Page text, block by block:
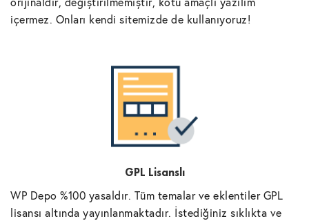
içermez. Onları kendi sitemizde de kullanıyoruz!
GPL Lisanslı
WP Depo %100 yasaldır. Tüm temalar ve eklentiler GPL
lisansı altında yayınlanmaktadır. İstediğiniz sıklıkta ve